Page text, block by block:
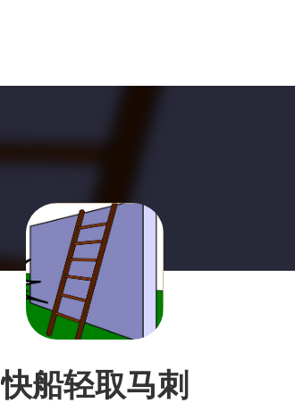
快船轻取马刺